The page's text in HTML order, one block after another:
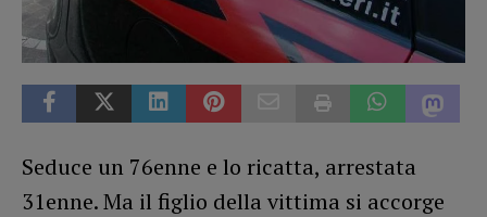
Seduce un 76enne e lo ricatta, arrestata
31enne. Ma il figlio della vittima si accorge